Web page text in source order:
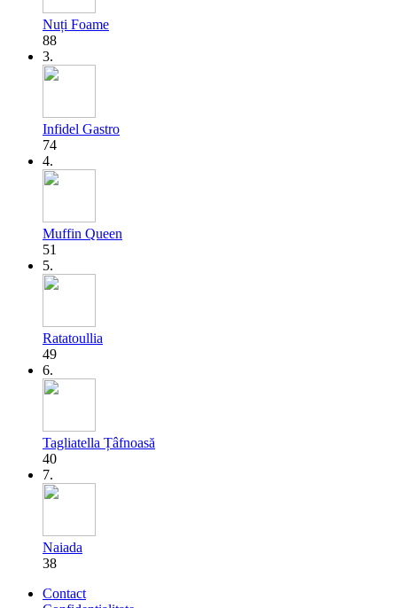
Nuți Foame
88
3.
Infidel Gastro
74
4.
Muffin Queen
51
5.
Ratatoullia
49
6.
Tagliatella Țâfnoasă
40
7.
Naiada
38
Contact